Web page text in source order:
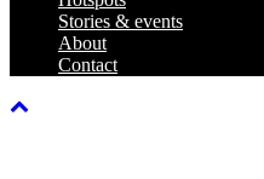
Stories & events
About
Contact